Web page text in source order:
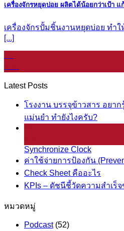
เครื่องจักรหยุดบ่อย ผลิตได้น้อยกว่าเป้า แ
เครื่องจักรปั้มชิ้นงานหยุดบ่อย ทำใ
[...]
Latest Posts
โรงงาน บรรจุข้าวสาร อยา
แม่นยำ ทำยังไงครับ?
Synchronize Clock
ค่าใช้จ่ายการป้องกัน
Check Sheet คืออะไร
KPIs – ดัชนีชี้วัดความสำเร็
หมวดหมู่
Podcast(52)